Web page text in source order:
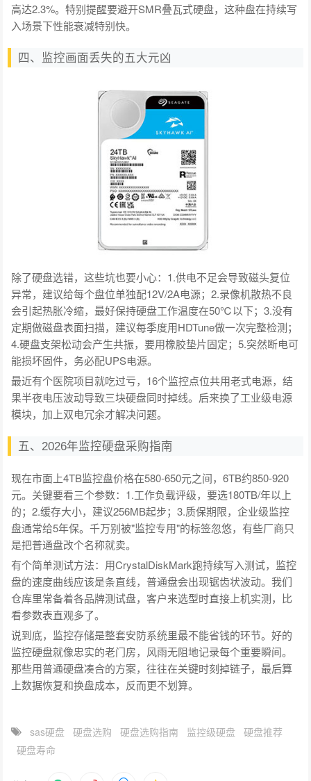
高达2.3%。特别提醒要避开SMR叠瓦式硬盘，这种盘在持续写
入场景下性能衰减特别快。
四、监控画面丢失的五大元凶
除了硬盘选错，这些坑也要小心：1.供电不足会导致磁头复位
异常，建议给每个盘位单独配12V/2A电源；2.录像机散热不良
会引起热胀冷缩，最好保持硬盘工作温度在50℃以下；3.没有
定期做磁盘表面扫描，建议每季度用HDTune做一次完整检测；
4.硬盘支架松动会产生共振，要用橡胶垫片固定；5.突然断电可
能损坏固件，务必配UPS电源。
最近有个医院项目就吃过亏，16个监控点位共用老式电源，结
果半夜电压波动导致三块硬盘同时掉线。后来换了工业级电源
模块，加上双电冗余才解决问题。
五、2026年监控硬盘采购指南
现在市面上4TB监控盘价格在580-650元之间，6TB约850-920
元。关键要看三个参数：1.工作负载评级，要选180TB/年以上
的；2.缓存大小，建议256MB起步；3.质保期限，企业级监控
盘通常给5年保。千万别被"监控专用"的标签忽悠，有些厂商只
是把普通盘改个名称就卖。
有个简单测试方法：用CrystalDiskMark跑持续写入测试，监控
盘的速度曲线应该是条直线，普通盘会出现锯齿状波动。我们
仓库里常备着各品牌测试盘，客户来选型时直接上机实测，比
看参数表直观多了。
说到底，监控存储是整套安防系统里最不能省钱的环节。好的
监控硬盘就像忠实的老门房，风雨无阻地记录每个重要瞬间。
那些用普通硬盘凑合的方案，往往在关键时刻掉链子，最后算
上数据恢复和换盘成本，反而更不划算。
sas硬盘 硬盘选购 硬盘选购指南 监控级硬盘
硬盘推荐
硬盘寿命